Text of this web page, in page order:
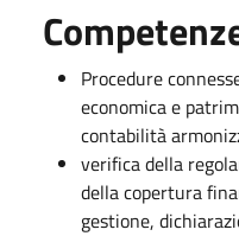
Procedure
economica e
contabilità
verifica della
della copertura
gestione,